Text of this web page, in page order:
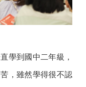
學到國中二年級，
，雖然學得很不認